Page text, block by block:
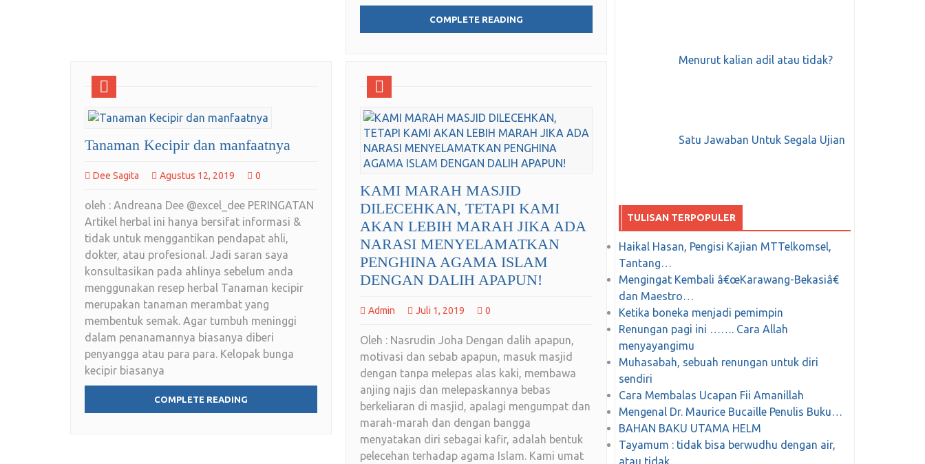
COMPLETE READING
Tanaman Kecipir dan manfaatnya
Dee Sagita Agustus 12, 2019 0
oleh : Andreana Dee @excel_dee PERINGATAN
Artikel herbal ini hanya bersifat informasi &
tidak untuk menggantikan pendapat ahli,
dokter, atau profesional. Jadi saran saya
konsultasikan pada ahlinya sebelum anda
menggunakan resep herbal Tanaman kecipir
merupakan tanaman merambat yang
membentuk semak. Agar tumbuh meninggi
dalam penanamannya biasanya diberi
penyangga atau para para. Kelopak bunga
kecipir biasanya
COMPLETE READING
KAMI MARAH MASJID
DILECEHKAN, TETAPI KAMI
AKAN LEBIH MARAH JIKA ADA
NARASI MENYELAMATKAN
PENGHINA AGAMA ISLAM
DENGAN DALIH APAPUN!
Admin Juli 1, 2019 0
Oleh : Nasrudin Joha Dengan dalih apapun,
motivasi dan sebab apapun, masuk masjid
dengan tanpa melepas alas kaki, membawa
anjing najis dan melepaskannya bebas
berkeliaran di masjid, apalagi mengumpat dan
marah-marah dan dengan bangga
menyatakan diri sebagai kafir, adalah bentuk
pelecehan terhadap agama Islam. Kami umat
Menurut kalian adil atau tidak?
Satu Jawaban Untuk Segala Ujian
TULISAN TERPOPULER
Haikal Hasan, Pengisi Kajian MTTelkomsel,
Tantang…
Mengingat Kembali â€œKarawang-Bekasiâ€
dan Maestro…
Ketika boneka menjadi pemimpin
Renungan pagi ini ……. Cara Allah
menyayangimu
Muhasabah, sebuah renungan untuk diri
sendiri
Cara Membalas Ucapan Fii Amanillah
Mengenal Dr. Maurice Bucaille Penulis Buku…
BAHAN BAKU UTAMA HELM
Tayamum : tidak bisa berwudhu dengan air,
atau tidak…